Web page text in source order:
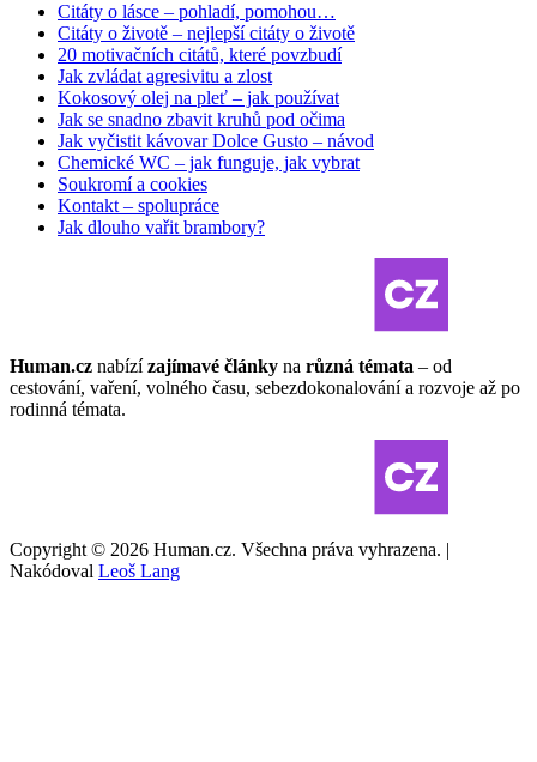
Citáty o lásce – pohladí, pomohou…
Citáty o životě – nejlepší citáty o životě
20 motivačních citátů, které povzbudí
Jak zvládat agresivitu a zlost
Kokosový olej na pleť – jak používat
Jak se snadno zbavit kruhů pod očima
Jak vyčistit kávovar Dolce Gusto – návod
Chemické WC – jak funguje, jak vybrat
Soukromí a cookies
Kontakt – spolupráce
Jak dlouho vařit brambory?
Human.cz nabízízajímavé články na různá témata – od
cestování, vaření, volného času, sebezdokonalování a rozvoje až po
rodinná témata.
Copyright © 2026 Human.cz. Všechna práva vyhrazena. |
Nakódoval Leoš Lang